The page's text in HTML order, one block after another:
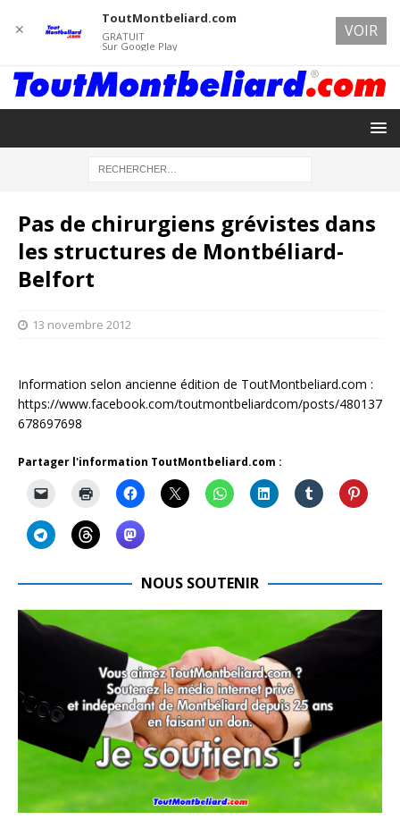
Pas de chirurgiens grévistes dans
les structures de Montbéliard-
Belfort
13 novembre 2012
Information selon ancienne édition de ToutMontbeliard.com :
https://www.facebook.com/toutmontbeliardcom/posts/480137
678697698
Partager l'information ToutMontbeliard.com :
NOUS SOUTENIR
✕
ToutMontbeliard.com
GRATUIT
Sur Google Play
VOIR